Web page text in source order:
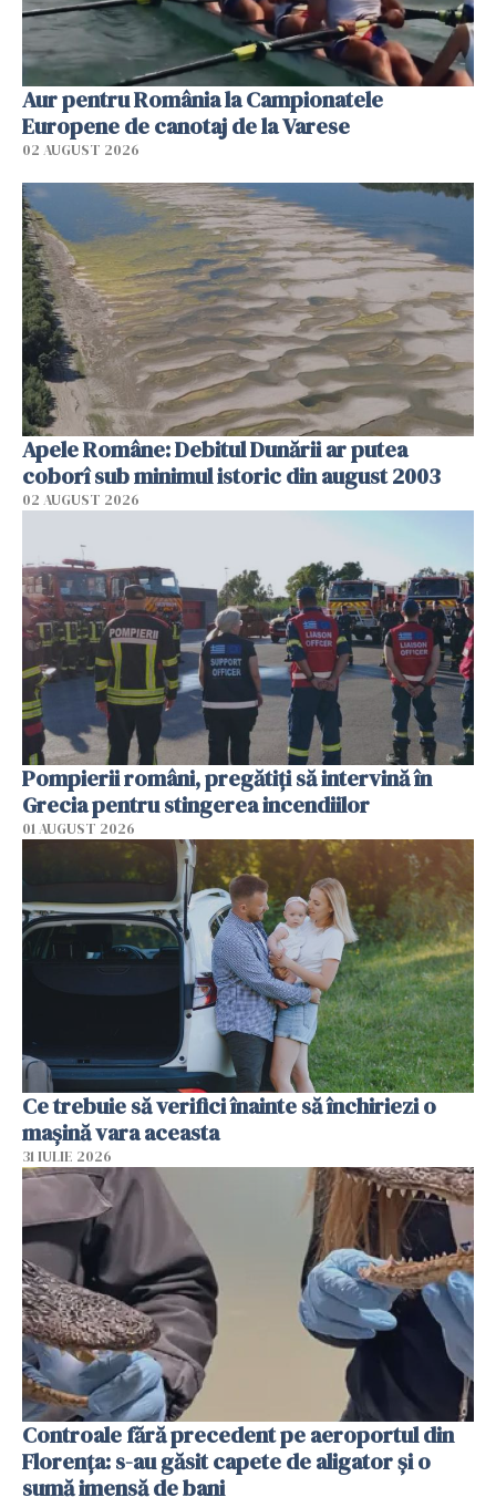
Aur pentru România la Campionatele
Europene de canotaj de la Varese
02 AUGUST 2026
Apele Române: Debitul Dunării ar putea
coborî sub minimul istoric din august 2003
02 AUGUST 2026
Pompierii români, pregătiţi să intervină în
Grecia pentru stingerea incendiilor
01 AUGUST 2026
Ce trebuie să verifici înainte să închiriezi o
mașină vara aceasta
31 IULIE 2026
Controale fără precedent pe aeroportul din
Florența: s-au găsit capete de aligator și o
sumă imensă de bani